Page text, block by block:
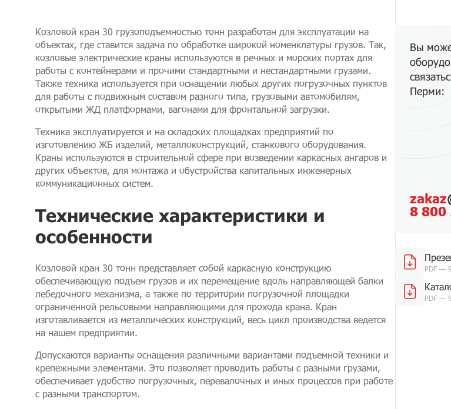
Козловой кран 30 грузоподъемностью тонн разработан для эксплуатации на
объектах, где ставится задача по обработке широкой номенклатуры грузов. Так,
козловые электрические краны используются в речных и морских портах для
работы с контейнерами и прочими стандартными и нестандартными грузами.
Также техника используется при оснащении любых других погрузочных пунктов
для работы с подвижным составом разного типа, грузовыми автомобилям,
открытыми ЖД платформами, вагонами для фронтальной загрузки.
Техника эксплуатируется и на складских площадках предприятий по
изготовлению ЖБ изделий, металлоконструкций, станкового оборудования.
Краны используются в строительной сфере при возведении каркасных ангаров и
других объектов, для монтажа и обустройства капитальных инженерных
коммуникационных систем.
Технические характеристики и
особенности
Козловой кран 30 тонн представляет собой каркасную конструкцию
обеспечивающую подъем грузов и их перемещение вдоль направляющей балки
лебедочного механизма, а также по территории погрузочной площадки
ограниченной рельсовыми направляющими для прохода крана. Кран
изготавливается из металлических конструкций, весь цикл производства ведется
на нашем предприятии.
Допускаются варианты оснащения различными вариантами подъемной техники и
крепежными элементами. Это позволяет проводить работы с разными грузами,
обеспечивает удобство погрузочных, перевалочных и иных процессов при работе
с разными транспортом.
Вы
Перми:
zakaz
8 800
PDF —
PDF —